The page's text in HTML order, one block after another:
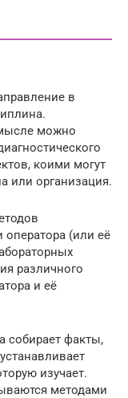
в
можно
коими могут
или организация.
оператора (или её
различного
и её
собирает факты,
изучает.
методами